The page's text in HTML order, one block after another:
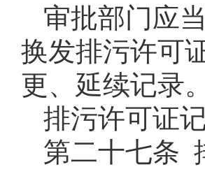
审批部门应
换发排污许可
更、延续记录。
排污许可证
第二十七条